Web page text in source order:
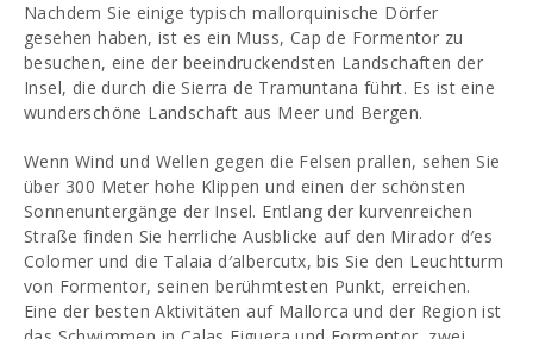
Nachdem Sie einige typisch mallorquinische Dörfer
gesehen haben, ist es ein Muss, Cap de Formentor zu
besuchen, eine der beeindruckendsten Landschaften der
Insel, die durch die Sierra de Tramuntana führt. Es ist eine
wunderschöne Landschaft aus Meer und Bergen.
Wenn Wind und Wellen gegen die Felsen prallen, sehen Sie
über 300 Meter hohe Klippen und einen der schönsten
Sonnenuntergänge der Insel. Entlang der kurvenreichen
Straße finden Sie herrliche Ausblicke auf den Mirador d′es
Colomer und die Talaia d′albercutx, bis Sie den Leuchtturm
von Formentor, seinen berühmtesten Punkt, erreichen.
Eine der besten Aktivitäten auf Mallorca und der Region ist